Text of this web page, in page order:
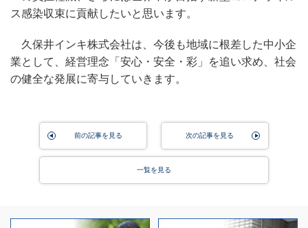
ス感染収束に貢献したいと思います。
久保井インキ株式会社は、今後も地域に根差した中小企
業として、経営理念「安心・安全・彩」を追い求め、社会
の健全な発展に寄与していきます。
前の記事を見る 次の記事を見る
一覧を見る